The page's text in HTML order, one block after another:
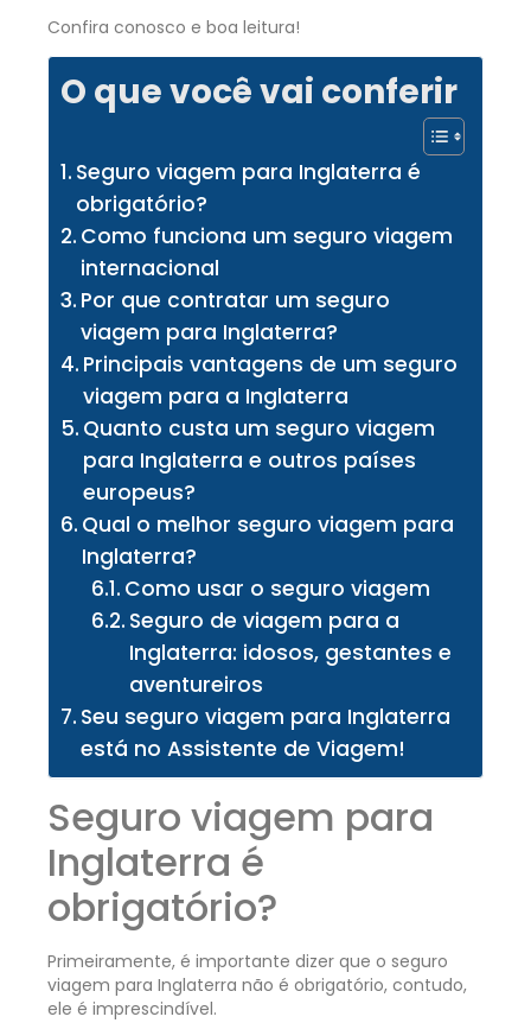
Confira conosco e boa leitura!
O que você vai conferir
Seguro viagem para Inglaterra é
obrigatório?
Como funciona um seguro viagem
internacional
Por que contratar um seguro
viagem para Inglaterra?
Principais vantagens de um seguro
viagem para a Inglaterra
Quanto custa um seguro viagem
para Inglaterra e outros países
europeus?
Qual o melhor seguro viagem para
Inglaterra?
Como usar o seguro viagem
Seguro de viagem para a
Inglaterra: idosos, gestantes e
aventureiros
Seu seguro viagem para Inglaterra
está no Assistente de Viagem!
Seguro viagem para
Inglaterra é
obrigatório?
Primeiramente, é importante dizer que o seguro
viagem para Inglaterra não é obrigatório, contudo,
ele é imprescindível.